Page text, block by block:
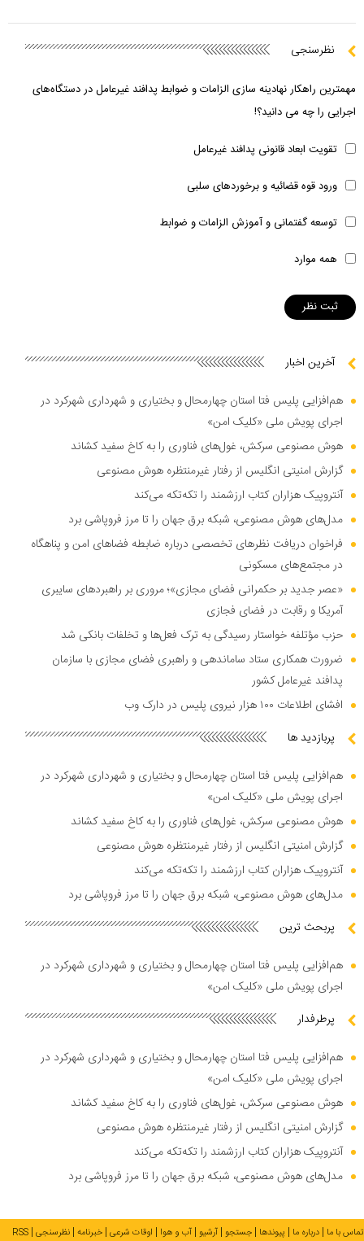
نظرسنجی
مهمترین راهکار نهادینه سازی الزامات و ضوابط پدافند غیرعامل در دستگاه‌های
اجرایی را چه می دانید؟!
تقویت ابعاد قانونی پدافند غیرعامل
ورود قوه قضائیه و برخوردهای سلبی
توسعه گفتمانی و آموزش الزامات و ضوابط
همه موارد
آخرین اخبار
هم‌افزایی پلیس فتا استان چهارمحال و بختیاری و شهرداری شهرکرد در
اجرای پویش ملی «کلیک امن»
هوش مصنوعی سرکش، غول‌های فناوری را به کاخ سفید کشاند
گزارش امنیتی انگلیس از رفتار غیرمنتظره هوش مصنوعی
آنتروپیک هزاران کتاب ارزشمند را تکه‌تکه می‌کند
مدل‌های هوش مصنوعی، شبکه برق جهان را تا مرز فروپاشی برد
فراخوان دریافت نظر‌های تخصصی درباره ضابطه فضا‌های امن و پناهگاه
در مجتمع‌های مسکونی
«عصر جدید بر حکمرانی فضای مجازی»؛ مروری بر راهبرد‌های سایبری
آمریکا و رقابت در فضای فجازی
حزب مؤتلفه خواستار رسیدگی به ترک فعل‌ها و تخلفات بانکی شد
ضرورت همکاری ستاد ساماندهی و راهبری فضای مجازی با سازمان
پدافند غیرعامل کشور
افشای اطلاعات ۱۰۰ هزار نیروی پلیس در دارک وب
پربازدید ها
هم‌افزایی پلیس فتا استان چهارمحال و بختیاری و شهرداری شهرکرد در
اجرای پویش ملی «کلیک امن»
هوش مصنوعی سرکش، غول‌های فناوری را به کاخ سفید کشاند
گزارش امنیتی انگلیس از رفتار غیرمنتظره هوش مصنوعی
آنتروپیک هزاران کتاب ارزشمند را تکه‌تکه می‌کند
مدل‌های هوش مصنوعی، شبکه برق جهان را تا مرز فروپاشی برد
پربحث ترین
هم‌افزایی پلیس فتا استان چهارمحال و بختیاری و شهرداری شهرکرد در
اجرای پویش ملی «کلیک امن»
پرطرفدار
هم‌افزایی پلیس فتا استان چهارمحال و بختیاری و شهرداری شهرکرد در
اجرای پویش ملی «کلیک امن»
هوش مصنوعی سرکش، غول‌های فناوری را به کاخ سفید کشاند
گزارش امنیتی انگلیس از رفتار غیرمنتظره هوش مصنوعی
آنتروپیک هزاران کتاب ارزشمند را تکه‌تکه می‌کند
مدل‌های هوش مصنوعی، شبکه برق جهان را تا مرز فروپاشی برد
تماس با ما درباره ما پیوندها جستجو آرشیو آب و هوا اوقات شرعی خبرنامه نظرسنجی RSS